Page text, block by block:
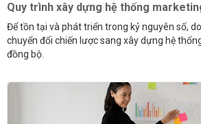
Quy trình xây dựng hệ thống
Để tồn tại và phát triển trong kỷ nguyên số,
chuyển đổi chiến lược sang xây dựng hệ
đồng bộ.